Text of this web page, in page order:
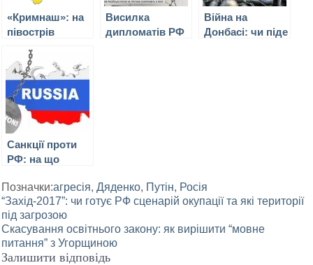
«Кримнаш»: на
півострів
часи й
кримчанам
доведеться з
цим
змиритисям
Висилка
дипломатів РФ
Війна на
Донбасі: чи піде
Санкції проти
РФ: на що
зважитися
США, щоб
вплинути на
Кремль
Позначки:агресія,Дяденко, Путін, Росія
Навігація
записів
“Захід-2017”: чи готує РФ сценарій окупації та які території
під загрозою
Скасування освітнього закону: як вирішити “мовне
питання” з Угорщиною
Залишити відповідь